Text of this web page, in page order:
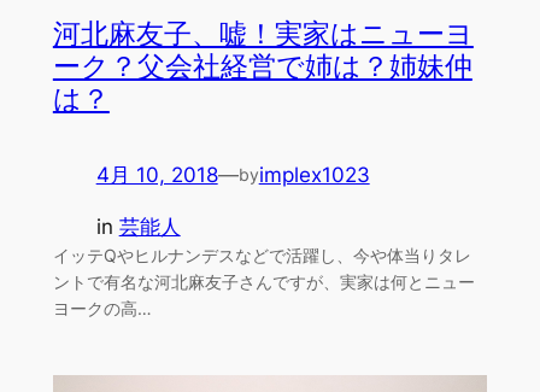
河北麻友子、嘘！実家はニューヨ
ーク？父会社経営で姉は？姉妹仲
は？
4月 10, 2018—byimplex1023
in 芸能人
イッテQやヒルナンデスなどで活躍し、今や体当りタレ
ントで有名な河北麻友子さんですが、実家は何とニュー
ヨークの高…